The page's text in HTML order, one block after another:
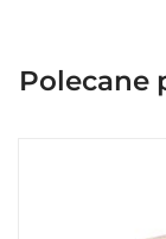
Polecane